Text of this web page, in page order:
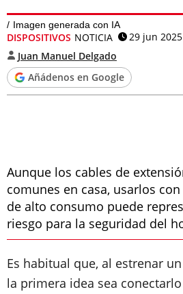
Imagen generada con IA
DISPOSITIVOS NOTICIA
29 jun
Juan Manuel Delgado
Añádenos en Google
Aunque los cables de
comunes en casa, usarlos
de alto consumo puede
riesgo para la seguridad del
Es habitual que, al estrenar un
la primera idea sea